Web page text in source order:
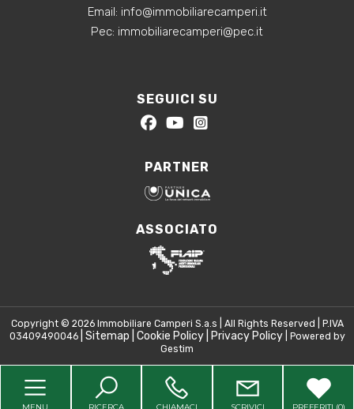
‍Email: info@immobiliarecamperi.it
‍Pec: immobiliarecamperi@pec.it
SEGUICI SU
PARTNER
ASSOCIATO
Copyright © 2026 Immobiliare Camperi S.a.s | All Rights Reserved | P.IVA
03409490046
Sitemap Cookie Policy Privacy Policy| Powered by
Gestim